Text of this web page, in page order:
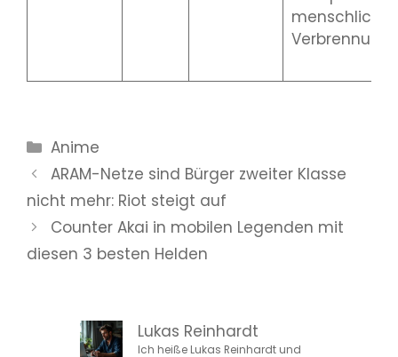
Verbrennung
Kategorien
Anime
ARAM-Netze sind Bürger zweiter Klasse
nicht mehr: Riot steigt auf
Counter Akai in mobilen Legenden mit
diesen 3 besten Helden
Lukas Reinhardt
Ich heiße Lukas Reinhardt und